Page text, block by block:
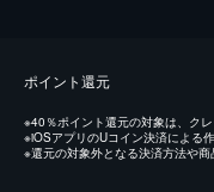
ポイント還元
※40％ポイント還元の対象は、ク
※iOSアプリのUコイン決済による
※還元の対象外となる決済方法や